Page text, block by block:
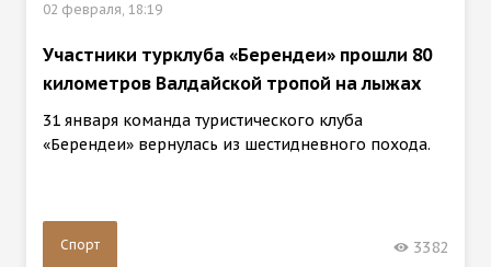
02 февраля, 18:19
Участники турклуба «Берендеи» прошли 80
километров Валдайской тропой на лыжах
31 января команда туристического клуба
«Берендеи» вернулась из шестидневного похода.
Спорт 3382